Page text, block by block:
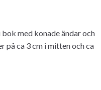
med konade ändar och
på ca 3 cm i mitten och ca